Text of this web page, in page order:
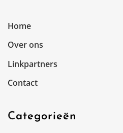
Home
Over ons
Linkpartners
Contact
Categorieën